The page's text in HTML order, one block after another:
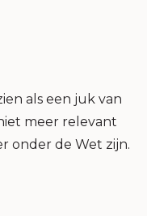
als een juk van
meer relevant
onder de Wet zijn.